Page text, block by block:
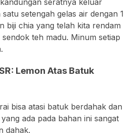
seratnya keluar
setengah gelas air dengan 1
biji chia yang telah kita rendam
teh madu. Minum setiap
Lemon Atas Batuk
bisa atasi batuk berdahak dan
ada pada bahan ini sangat
dahak.